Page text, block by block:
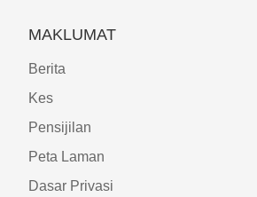
MAKLUMAT
Berita
Kes
Pensijilan
Peta Laman
Dasar Privasi